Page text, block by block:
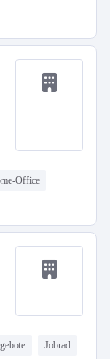
Office
Jobrad